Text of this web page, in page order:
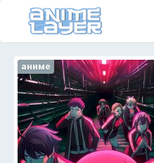
аниме